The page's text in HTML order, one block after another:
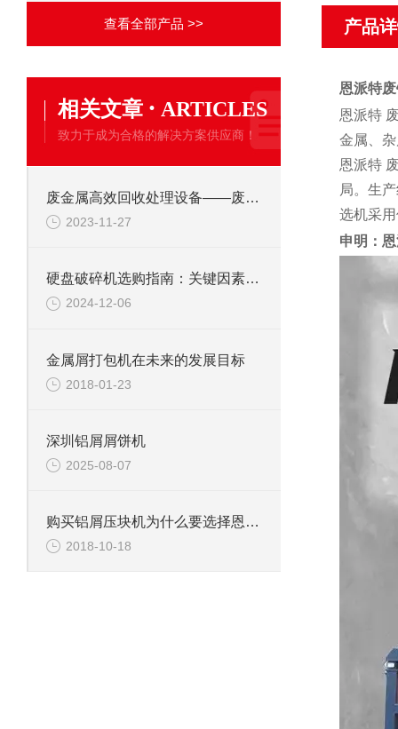
查看全部产品 >>
相关文章 · ARTICLES
致力于成为合格的解决方案供应商！
废金属高效回收处理设备——废钢边角料锤式撕碎机
2023-11-27
硬盘破碎机选购指南：关键因素与考虑要点
2024-12-06
金属屑打包机在未来的发展目标
2018-01-23
深圳铝屑屑饼机
2025-08-07
购买铝屑压块机为什么要选择恩派特公司
2018-10-18
产品
恩派特
恩派特
金属、
恩派特
局。生
选机采
申明：